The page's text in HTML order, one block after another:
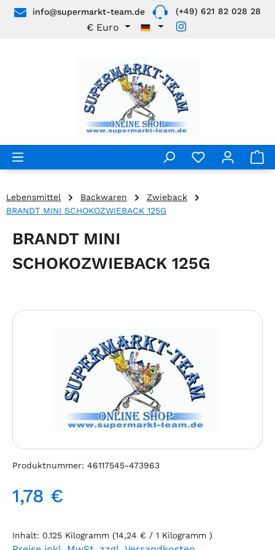
Zum Hauptinhalt springen
info@supermarkt-team.de (+49) 621 82 028 28
€ Euro
Lebensmittel Backwaren
Zwieback
BRANDT MINI SCHOKOZWIEBACK 125G
BRANDT MINI
SCHOKOZWIEBACK 125G
Bildergalerie überspringen
Produktnummer: 46117545-473963
Regulärer Preis:
1,78 €
Inhalt: 0.125 Kilogramm (14,24 € / 1 Kilogramm )